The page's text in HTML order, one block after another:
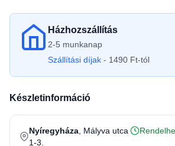
Házhozszállítás
2-5 munkanap
Szállítási díjak - 1490 Ft-tól
Készletinformáció
Nyíregyháza , Mályva utca
1-3.